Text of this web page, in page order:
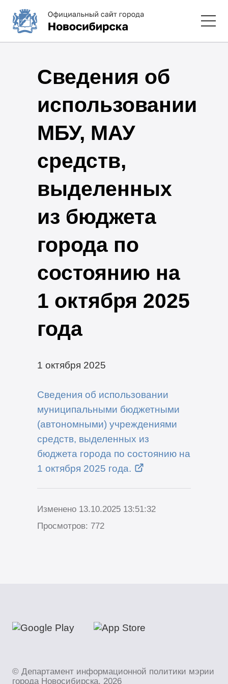
Сведения об
использовании
МБУ, МАУ
средств,
выделенных
из бюджета
города по
состоянию на
1 октября 2025
года
1 октября 2025
Сведения об использовании
муниципальными бюджетными
(автономными) учреждениями
средств, выделенных из
бюджета города по состоянию на
1 октября 2025 года.
Изменено 13.10.2025 13:51:32
Просмотров: 772
© Департамент информационной политики мэрии
города Новосибирска, 2026